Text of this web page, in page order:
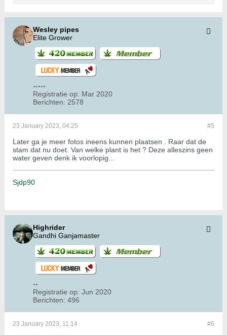
Wesley pipes
Elite Grower
Registratie op: Mar 2020
Berichten: 2578
#5
23 January 2023, 04:25
Later ga je meer fotos ineens kunnen plaatsen . Raar dat de
stam dat nu doet. Van welke plant is het ? Deze alleszins geen
water geven denk ik voorlopig...
Sjdp90
Highrider
Gandhi Ganjamaster
Registratie op: Jun 2020
Berichten: 496
#6
23 January 2023, 11:14